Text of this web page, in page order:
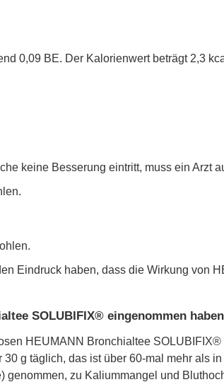
0,09 BE. Der Kalorienwert beträgt 2,3
keine Besserung eintritt, muss ein Arzt
Eindruck haben, dass die Wirkung von
SOLUBIFIX® eingenommen
HEUMANN Bronchialtee
g täglich, das ist über 60-mal mehr als
genommen, zu Kaliummangel und